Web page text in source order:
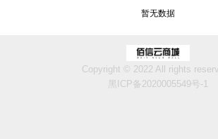
暂无数据
Copyright © 2022 All rights
黑ICP备2020005549号-1